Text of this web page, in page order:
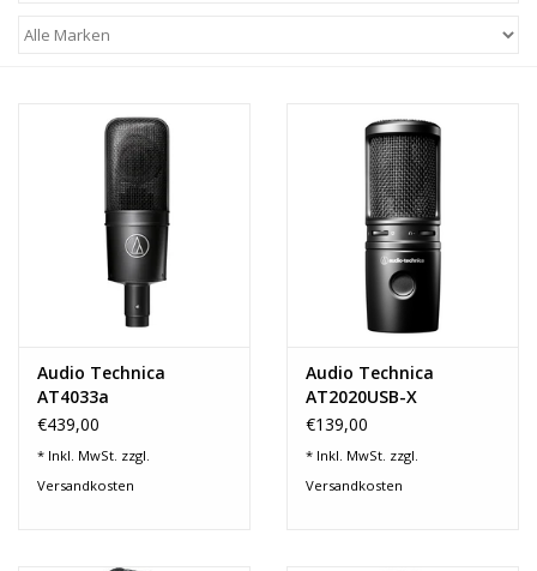
Lichttechnik
Traditionelle Instrumente
Signalprozessoren & Effekte
Audio Technica
AT4033a
€439,00
* Inkl. MwSt. zzgl.
Versandkosten
Audio Technica
AT2020USB-X
€139,00
* Inkl. MwSt. zzgl.
Versandkosten